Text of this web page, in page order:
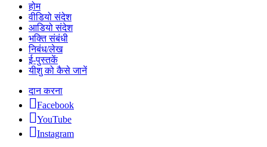
होम
वीडियो संदेश
आडियो संदेश
भक्ति संबंधी
निबंध/लेख
ई-पुस्तकें
यीशु को कैसे जानें
दान करना
Facebook
YouTube
Instagram